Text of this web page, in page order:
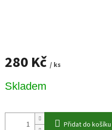
280 Kč / ks
cena:
Skladem
Přidat do košíku